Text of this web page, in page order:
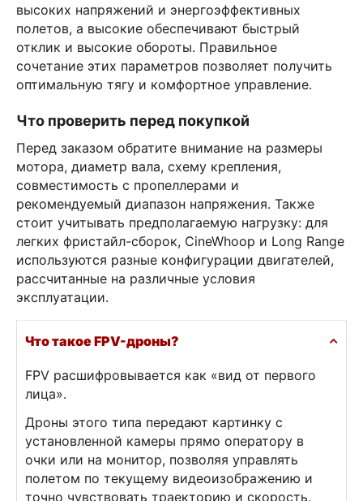
высоких напряжений и энергоэффективных
полетов, а высокие обеспечивают быстрый
отклик и высокие обороты. Правильное
сочетание этих параметров позволяет получить
оптимальную тягу и комфортное управление.
Что проверить перед покупкой
Перед заказом обратите внимание на размеры
мотора, диаметр вала, схему крепления,
совместимость с пропеллерами и
рекомендуемый диапазон напряжения. Также
стоит учитывать предполагаемую нагрузку: для
легких фристайл-сборок, CineWhoop и Long Range
используются разные конфигурации двигателей,
рассчитанные на различные условия
эксплуатации.
Что такое FPV-дроны?
FPV расшифровывается как «вид от первого
лица».
Дроны этого типа передают картинку с
установленной камеры прямо оператору в
очки или на монитор, позволяя управлять
полетом по текущему видеоизображению и
точно чувствовать траекторию и скорость.